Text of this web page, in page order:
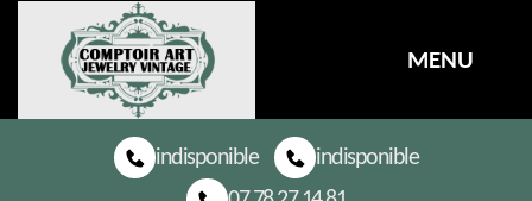
MENU
indisponible
indisponible